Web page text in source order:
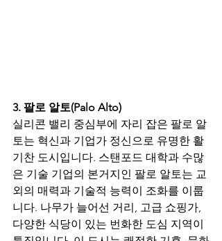
3. 팔로 알토(Palo Alto)
실리콘 밸리 중심부에 자리 잡은 팔로 알
토는 혁신과 기업가 정신으로 유명한 활
기찬 도시입니다. 스탠포드 대학과 수많
은 기술 기업의 본거지인 팔로 알토는 교
외의 매력과 기술적 능력이 조화를 이룹
니다. 나무가 늘어선 거리, 고급 쇼핑가,
다양한 식당이 있는 번화한 도심 지역이